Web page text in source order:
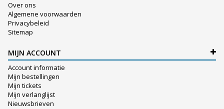
Over ons
Algemene voorwaarden
Privacybeleid
Sitemap
MIJN ACCOUNT
Account informatie
Mijn bestellingen
Mijn tickets
Mijn verlanglijst
Nieuwsbrieven